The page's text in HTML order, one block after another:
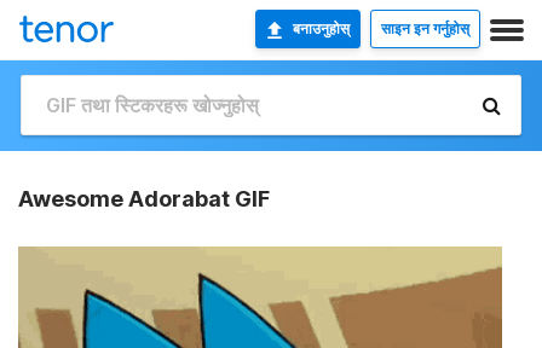
बनाउनुहोस् साइन इन गर्नुहोस्
Awesome Adorabat GIF